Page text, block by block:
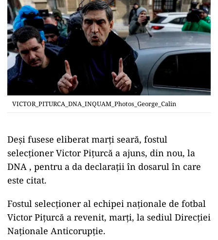
VICTOR_PITURCA_DNA_INQUAM_Photos_George_Calin
Deși fusese eliberat marți seară, fostul
selecționer Victor Pițurcă a ajuns, din nou, la
DNA , pentru a da declarații în dosarul în care
este citat.
Fostul selecţioner al echipei naţionale de fotbal
Victor Piţurcă a revenit, marţi, la sediul Direcţiei
Naţionale Anticorupţie.